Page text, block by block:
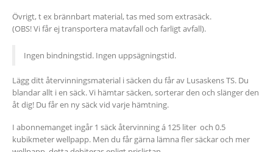
Övrigt, t ex brännbart material, tas med som extrasäck.
(OBS! Vi får ej transportera matavfall och farligt avfall).
Ingen bindningstid. Ingen uppsägningstid.
Lägg ditt återvinningsmaterial i säcken du får av Lusaskens TS. Du
blandar allt i en säck. Vi hämtar säcken, sorterar den och slänger den
åt dig! Du får en ny säck vid varje hämtning.
I abonnemanget ingår 1 säck återvinning á 125 liter och 0.5
kubikmeter wellpapp. Men du får gärna lämna fler säckar och mer